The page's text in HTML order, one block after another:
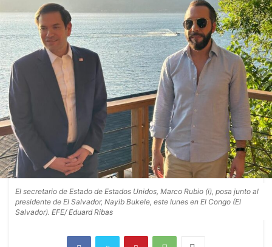
El secretario de Estado de Estados Unidos, Marco Rubio (i), posa junto al
presidente de El Salvador, Nayib Bukele, este lunes en El Congo (El
Salvador). EFE/ Eduard Ribas